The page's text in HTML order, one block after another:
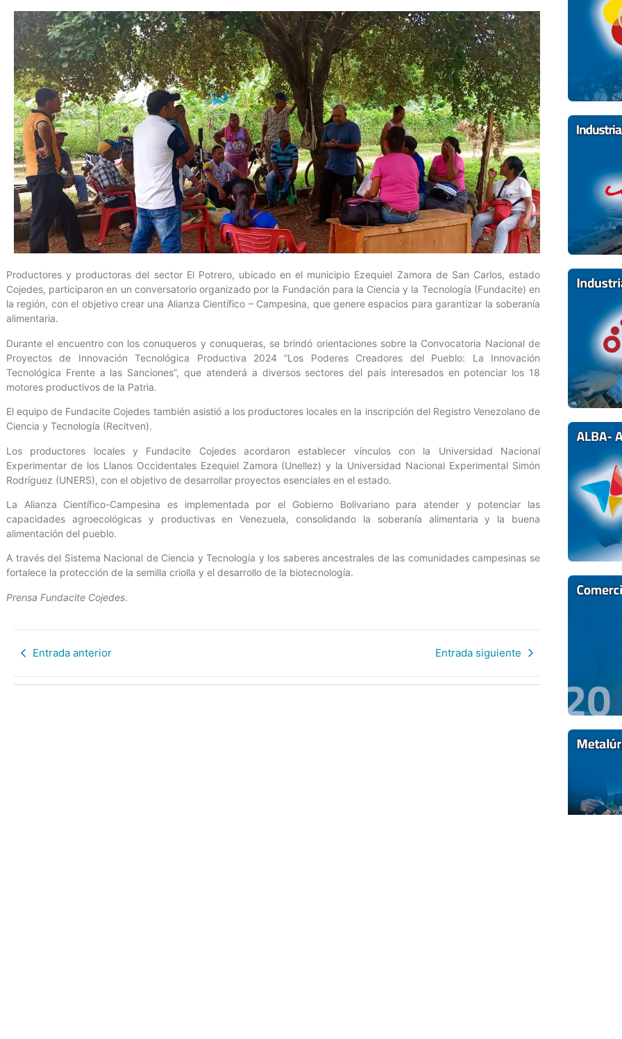
Productores y productoras del sector El Potrero, ubicado en el municipio Ezequiel Zamora de San Carlos, estado
Cojedes, participaron en un conversatorio organizado por la Fundación para la Ciencia y la Tecnología (Fundacite) en
la región, con el objetivo crear una Alianza Científico – Campesina, que genere espacios para garantizar la soberanía
alimentaria.
Durante el encuentro con los conuqueros y conuqueras, se brindó orientaciones sobre la Convocatoria Nacional de
Proyectos de Innovación Tecnológica Productiva 2024 “Los Poderes Creadores del Pueblo: La Innovación
Tecnológica Frente a las Sanciones”, que atenderá a diversos sectores del país interesados en potenciar los 18
motores productivos de la Patria.
El equipo de Fundacite Cojedes también asistió a los productores locales en la inscripción del Registro Venezolano de
Ciencia y Tecnología (Recitven).
Los productores locales y Fundacite Cojedes acordaron establecer vínculos con la Universidad Nacional
Experimentar de los Llanos Occidentales Ezequiel Zamora (Unellez) y la Universidad Nacional Experimental Simón
Rodríguez (UNERS), con el objetivo de desarrollar proyectos esenciales en el estado.
La Alianza Científico-Campesina es implementada por el Gobierno Bolivariano para atender y potenciar las
capacidades agroecológicas y productivas en Venezuela, consolidando la soberanía alimentaria y la buena
alimentación del pueblo.
A través del Sistema Nacional de Ciencia y Tecnología y los saberes ancestrales de las comunidades campesinas se
fortalece la protección de la semilla criolla y el desarrollo de la biotecnología.
Prensa Fundacite Cojedes.
Entrada anterior Entrada siguiente